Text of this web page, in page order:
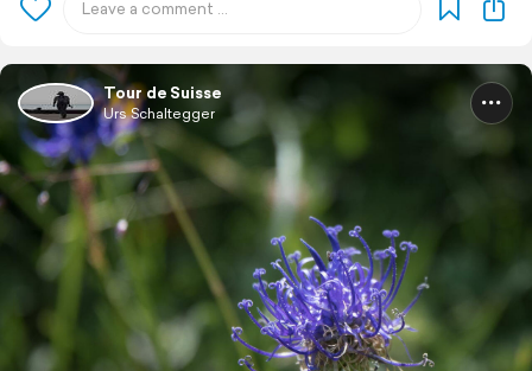
Tour de Suisse
Urs Schaltegger